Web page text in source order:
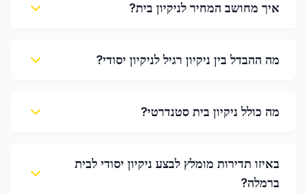
איך מחושב המחיר לניקיון בית?
מה ההבדל בין ניקיון רגיל לניקיון יסודי?
מה כולל ניקיון בית סטנדרטי?
באיזו תדירות מומלץ לבצע ניקיון יסודי לבית
ברמלה?